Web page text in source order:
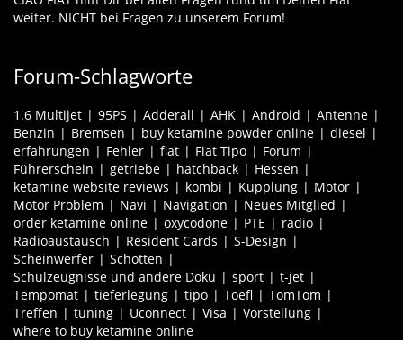
weiter. NICHT bei Fragen zu unserem Forum!
Forum-Schlagworte
1.6 Multijet 95PS Adderall AHK Android
Antenne
Benzin
Bremsen buy ketamine powder online
diesel
erfahrungen
Fehler fiat Fiat Tipo
Forum
Führerschein
getriebe hatchback
Hessen
ketamine website reviews
kombi Kupplung
Motor
Motor Problem
Navi Navigation
Neues Mitglied
order ketamine online
oxycodone PTE
radio
Radioaustausch
Resident Cards
S-Design
Scheinwerfer
Schotten
Schulzeugnisse und andere Doku
sport
t-jet
Tempomat
tieferlegung tipo Toefl
TomTom
Treffen
tuning Uconnect Visa
Vorstellung
where to buy ketamine online